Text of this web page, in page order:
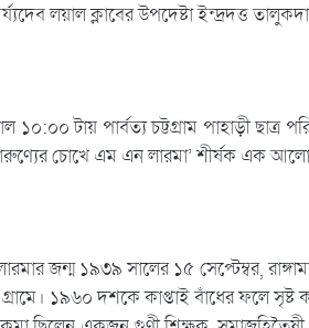
লয়াল ক্লাবের উপদেষ্টা ইন্দ্রদত্ত
১০:০০ টায় পার্বত্য চট্টগ্রাম পাহাড়ী ছাত্র
চোখে এম এন লারমা’ শীর্ষক এক
জন্ম ১৯৩৯ সালের ১৫ সেপ্টেম্বর,
১৯৬০ দশকে কাপ্তাই বাঁধের ফলে সৃষ্ট